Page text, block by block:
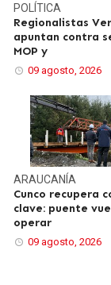
POLÍTICA
Regionalistas
apuntan contra
MOP y
09 agosto, 2026
ARAUCANÍA
Cunco recupera
clave: puente
operar
09 agosto, 2026